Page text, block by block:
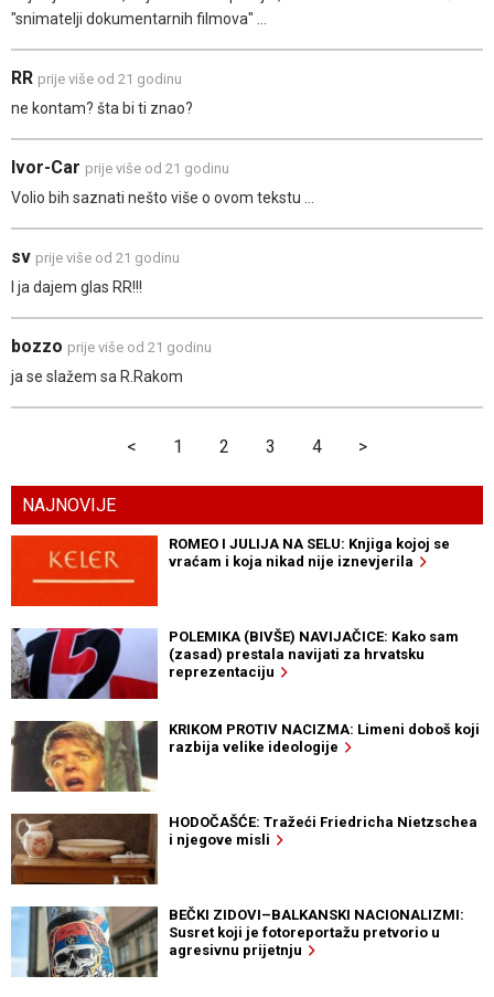
"snimatelji dokumentarnih filmova" ...
RR prije više od 21 godinu
ne kontam? šta bi ti znao?
Ivor-Car prije više od 21 godinu
Volio bih saznati nešto više o ovom tekstu ...
sv prije više od 21 godinu
I ja dajem glas RR!!!
bozzo prije više od 21 godinu
ja se slažem sa R.Rakom
< 1 2 3 4 >
NAJNOVIJE
ROMEO I JULIJA NA SELU: Knjiga kojoj se
vraćam i koja nikad nije iznevjerila
POLEMIKA (BIVŠE) NAVIJAČICE: Kako sam
(zasad) prestala navijati za hrvatsku
reprezentaciju
KRIKOM PROTIV NACIZMA: Limeni doboš koji
razbija velike ideologije
HODOČAŠĆE: Tražeći Friedricha Nietzschea
i njegove misli
BEČKI ZIDOVI–BALKANSKI NACIONALIZMI:
Susret koji je fotoreportažu pretvorio u
agresivnu prijetnju